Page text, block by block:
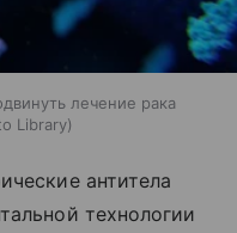
лечение рака
Library
антитела
технологии